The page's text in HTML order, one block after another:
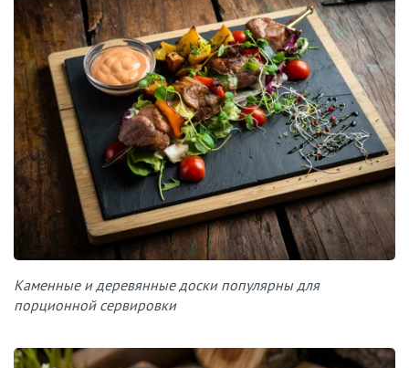
Каменные и деревянные доски популярны для
порционной сервировки